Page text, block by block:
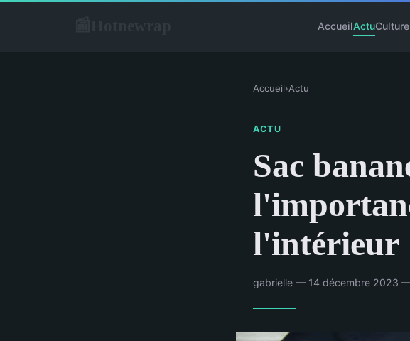
AccueilActuCulture
Accueil›Actu
ACTU
Sac
l'intérieur
gabrielle — 14 décembre 2023